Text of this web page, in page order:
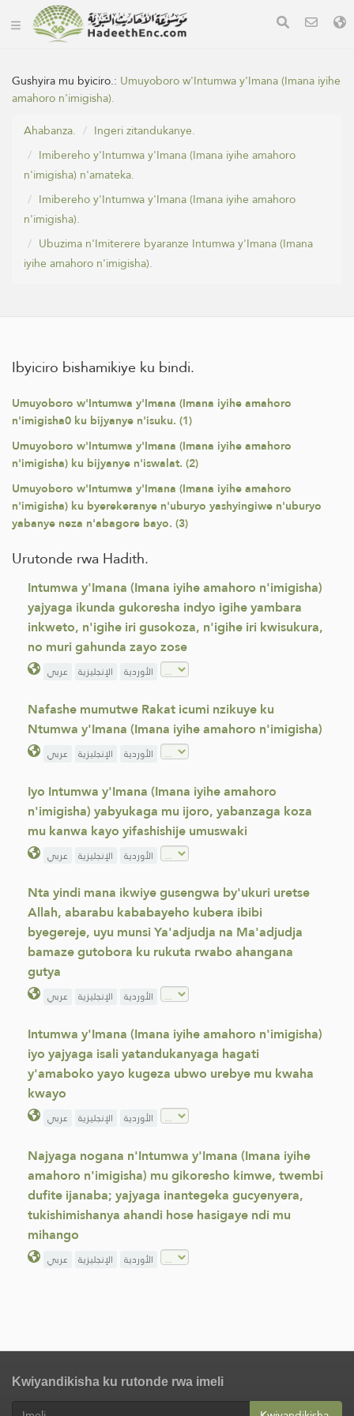
Gushyira mu byiciro.: Umuyoboro w'Intumwa y'Imana (Imana iyihe
amahoro n'imigisha).
Ahabanza.
Ingeri zitandukanye.
Imibereho y'Intumwa y'Imana (Imana iyihe amahoro
n'imigisha) n'amateka.
Imibereho y'Intumwa y'Imana (Imana iyihe amahoro
n'imigisha).
Ubuzima n'Imiterere byaranze Intumwa y'Imana (Imana
iyihe amahoro n'imigisha).
Ibyiciro bishamikiye ku bindi.
Umuyoboro w'Intumwa y'Imana (Imana iyihe amahoro
n'imigisha0 ku bijyanye n'isuku. (1)
Umuyoboro w'Intumwa y'Imana (Imana iyihe amahoro
n'imigisha) ku bijyanye n'iswalat. (2)
Umuyoboro w'Intumwa y'Imana (Imana iyihe amahoro
n'imigisha) ku byerekeranye n'uburyo yashyingiwe n'uburyo
yabanye neza n'abagore bayo. (3)
Urutonde rwa Hadith.
Intumwa y'Imana (Imana iyihe amahoro n'imigisha)
yajyaga ikunda gukoresha indyo igihe yambara
inkweto, n'igihe iri gusokoza, n'igihe iri kwisukura,
no muri gahunda zayo zose
عربي الإنجليزية الأوردية
Nafashe mumutwe Rakat icumi nzikuye ku
Ntumwa y'Imana (Imana iyihe amahoro n'imigisha)
عربي الإنجليزية الأوردية
Iyo Intumwa y'Imana (Imana iyihe amahoro
n'imigisha) yabyukaga mu ijoro, yabanzaga koza
mu kanwa kayo yifashishije umuswaki
عربي الإنجليزية الأوردية
Nta yindi mana ikwiye gusengwa by'ukuri uretse
Allah, abarabu kababayeho kubera ibibi
byegereje, uyu munsi Ya'adjudja na Ma'adjudja
bamaze gutobora ku rukuta rwabo ahangana
gutya
عربي الإنجليزية الأوردية
Intumwa y'Imana (Imana iyihe amahoro n'imigisha)
iyo yajyaga isali yatandukanyaga hagati
y'amaboko yayo kugeza ubwo urebye mu kwaha
kwayo
عربي الإنجليزية الأوردية
Najyaga nogana n'Intumwa y'Imana (Imana iyihe
amahoro n'imigisha) mu gikoresho kimwe, twembi
dufite ijanaba; yajyaga inantegeka gucyenyera,
tukishimishanya ahandi hose hasigaye ndi mu
mihango
عربي الإنجليزية الأوردية
Kwiyandikisha ku rutonde rwa imeli